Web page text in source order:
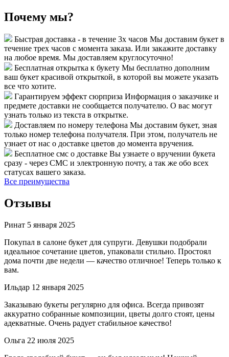
Почему мы?
Быстрая доставка - в течение 3х часов Мы доставим букет в
течение трех часов с момента заказа. Или закажите доставку
на любое время. Мы доставляем круглосуточно!
Бесплатная открытка к букету Мы бесплатно дополним
ваш букет красивой открыткой, в которой вы можете указать
все что хотите.
Гарантируем эффект сюрприза Информация о заказчике и
предмете доставки не сообщается получателю. О вас могут
узнать только из текста в открытке.
Доставляем по номеру телефона Мы доставим букет, зная
только номер телефона получателя. При этом, получатель не
узнает от нас о доставке цветов до момента вручения.
Бесплатное смс о доставке Вы узнаете о вручении букета
сразу - через СМС и электронную почту, а так же обо всех
статусах вашего заказа.
Все преимущества
Отзывы
Ринат 5 января 2025
Покупал в салоне букет для супруги. Девушки подобрали
идеальное сочетание цветов, упаковали стильно. Простоял
дома почти две недели — качество отличное! Теперь только к
вам.
Ильдар 12 января 2025
Заказываю букеты регулярно для офиса. Всегда привозят
аккуратно собранные композиции, цветы долго стоят, цены
адекватные. Очень радует стабильное качество!
Ольга 22 июля 2025